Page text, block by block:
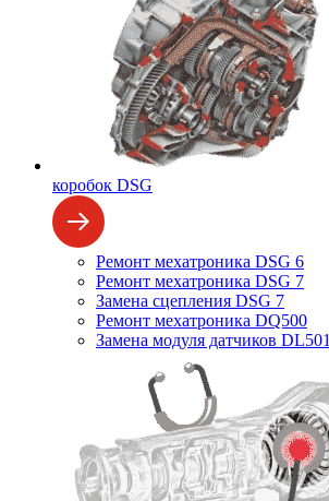
коробок DSG
Ремонт мехатроника DSG 6
Ремонт мехатроника DSG 7
Замена сцепления DSG 7
Ремонт мехатроника DQ500
Замена модуля датчиков DL501